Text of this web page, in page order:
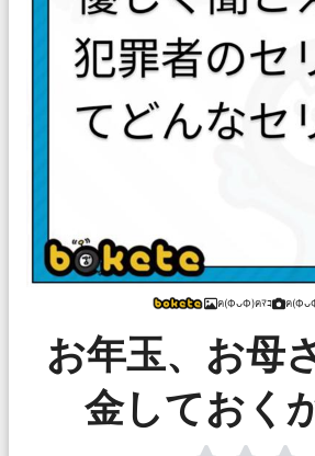
ฅ(ФᴗФ)ฅﾏｺ ฅ
お年玉、お母
金しておく